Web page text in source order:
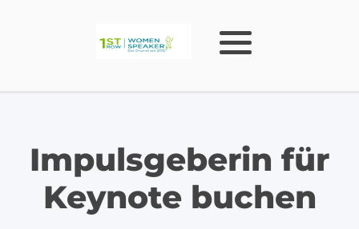
Impulsgeberin für
Keynote buchen